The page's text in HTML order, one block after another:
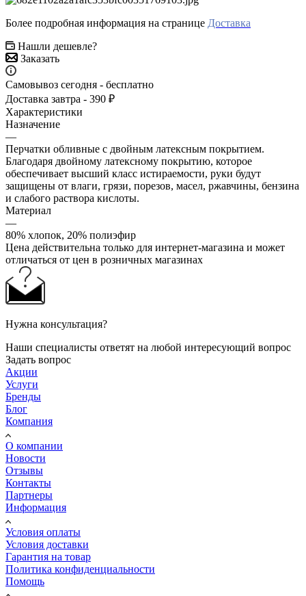
Более подробная информация на странице Доставка
Нашли дешевле?
Заказать
Самовывоз сегодня - бесплатно
Доставка завтра - 390 ₽
Характеристики
Назначение
—
Перчатки обливные с двойным латексным покрытием.
Благодаря двойному латексному покрытию, которое
обеспечивает высший класс истираемости, руки будут
защищены от влаги, грязи, порезов, масел, ржавчины, бензина
и слабого раствора кислоты.
Материал
—
80% хлопок, 20% полиэфир
Цена действительна только для интернет-магазина и может
отличаться от цен в розничных магазинах
Нужна консультация?
Наши специалисты ответят на любой интересующий вопрос
Задать вопрос
Акции
Услуги
Бренды
Блог
Компания
О компании
Новости
Отзывы
Контакты
Партнеры
Информация
Условия оплаты
Условия доставки
Гарантия на товар
Политика конфиденциальности
Помощь